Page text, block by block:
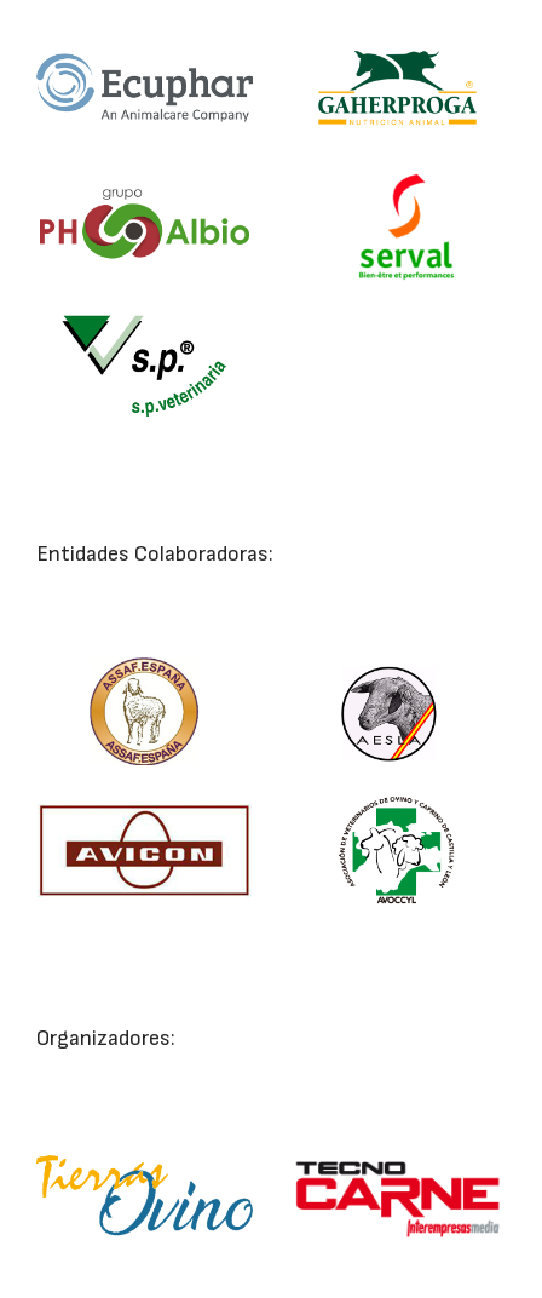
Entidades Colaboradoras:
Organizadores: